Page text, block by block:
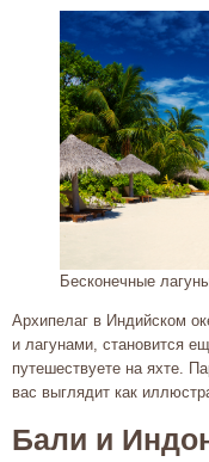
Бесконечные
Архипелаг в Индийском
и лагунами, становится
путешествуете на яхте.
вас выглядит как
Бали и